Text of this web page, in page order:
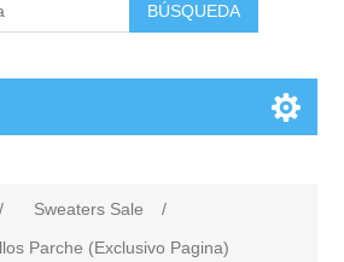
/ Sweaters Sale
/
Parche (Exclusivo Pagina)